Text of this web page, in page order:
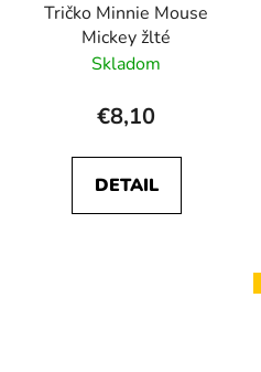
Tričko Minnie Mouse
Mickey žlté
Skladom
€8,10
DETAIL